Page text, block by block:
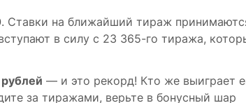
. Ставки на ближайший тираж
в силу с 23 365-го тиража,
— и это рекорд! Кто же выиграет
за тиражами, верьте в бонусный шар